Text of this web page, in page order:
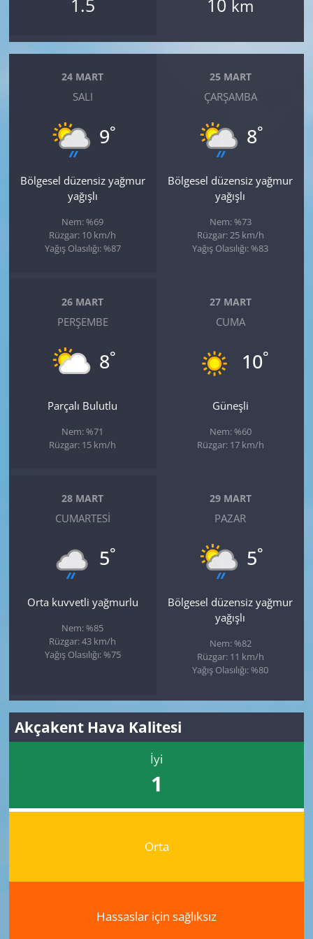
1.5 10 km
24 MART
SALI
9°
Bölgesel düzensiz yağmur
yağışlı
Nem: %69
Rüzgar: 10 km/h
Yağış Olasılığı: %87
25 MART
ÇARŞAMBA
8°
Bölgesel düzensiz yağmur
yağışlı
Nem: %73
Rüzgar: 25 km/h
Yağış Olasılığı: %83
26 MART
PERŞEMBE
8°
Parçalı Bulutlu
Nem: %71
Rüzgar: 15 km/h
27 MART
CUMA
10°
Güneşli
Nem: %60
Rüzgar: 17 km/h
28 MART
CUMARTESI
5°
Orta kuvvetli yağmurlu
Nem: %85
Rüzgar: 43 km/h
Yağış Olasılığı: %75
29 MART
PAZAR
5°
Bölgesel düzensiz yağmur
yağışlı
Nem: %82
Rüzgar: 11 km/h
Yağış Olasılığı: %80
Akçakent Hava Kalitesi
İyi
1
Orta
Hassaslar için sağlıksız